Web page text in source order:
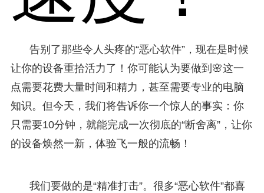
告别了那些令人头疼的“恶心软件”，现在是时候
让你的设备重拾活力了！你可能认为要做到🌸这一
点需要花费大量时间和精力，甚至需要专业的电脑
知识。但今天，我们将告诉你一个惊人的事实：你
只需要10分钟，就能完成一次彻底的“断舍离”，让你
的设备焕然一新，体验飞一般的流畅！
我们要做的是“精准打击”。很多“恶心软件”都喜